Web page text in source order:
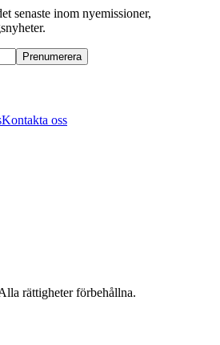
senaste inom nyemissioner,
Prenumerera
Kontakta oss
rättigheter förbehållna.